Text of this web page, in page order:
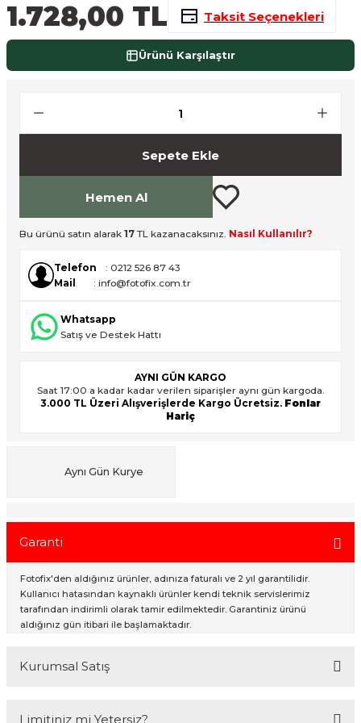
Cihazları
Işıklar
Standlar
Işık Setleri
1.728,00 TL Taksit Seçenekleri
Ürünü Karşılaştır
Sepete Ekle
Hemen Al
Bu ürünü satın alarak 17 TL kazanacaksınız. Nasıl Kullanılır?
Telefon
: 0212 526 87 43
Mail
: info@fotofix.com.tr
Whatsapp
Satış ve Destek Hattı
AYNI GÜN KARGO
Saat 17:00 a kadar kadar verilen siparişler aynı gün kargoda.
3.000 TL Üzeri Alışverişlerde Kargo Ücretsiz. Fonlar
Hariç
Aynı Gün Kurye
Garanti
Fotofix'den aldığınız ürünler, adınıza faturalı ve 2 yıl garantilidir.
Kullanıcı hatasından kaynaklı ürünler kendi teknik servislerimiz
tarafından indirimli olarak tamir edilmektedir. Garantiniz ürünü
aldığınız gün itibari ile başlamaktadır.
Kurumsal Satış
online web sitesi olan www.fotofix.com.tr üzerinden hizmet
Limitiniz mi Yetersiz?